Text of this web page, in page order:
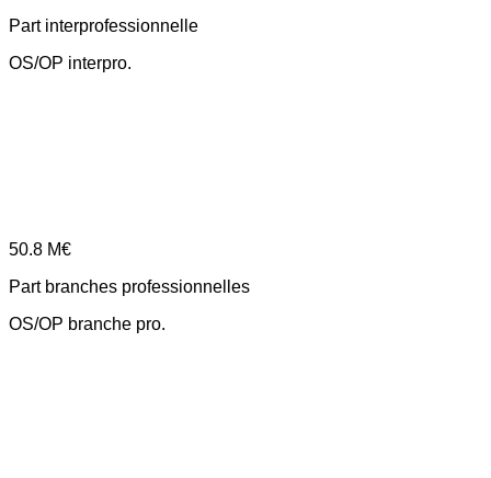
Part interprofessionnelle
OS/OP interpro.
50.8 M€
Part branches professionnelles
OS/OP branche pro.